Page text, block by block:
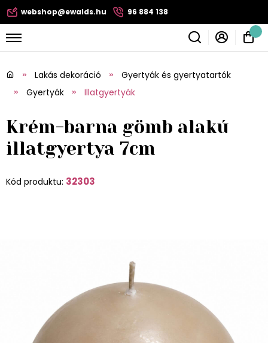
webshop@ewalds.hu 96 884 138
Lakás dekoráció
Gyertyák és gyertyatartók
Gyertyák
Illatgyertyák
Krém-barna gömb alakú
illatgyertya 7cm
Kód produktu: 32303